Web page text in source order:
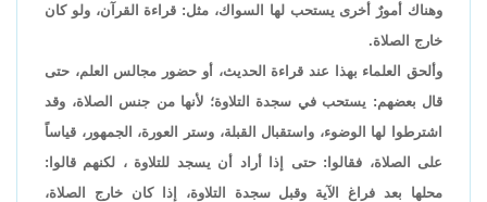
وهناك أمورٌ أخرى يستحب لها السواك، مثل: قراءة القرآن، ولو كان
خارج الصلاة.
وألحق العلماء بهذا عند قراءة الحديث، أو حضور مجالس العلم، حتى
قال بعضهم: يستحب في سجدة التلاوة؛ لأنها من جنس الصلاة، وقد
اشترطوا لها الوضوء، واستقبال القبلة، وستر العورة، الجمهور، قياساً
على الصلاة، فقالوا: حتى إذا أراد أن يسجد للتلاوة ، لكنهم قالوا:
محلها بعد فراغ الآية وقبل سجدة التلاوة، إذا كان خارج الصلاة،